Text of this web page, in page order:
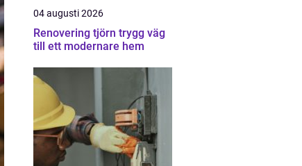
04 augusti 2026
Renovering tjörn trygg väg
till ett modernare hem